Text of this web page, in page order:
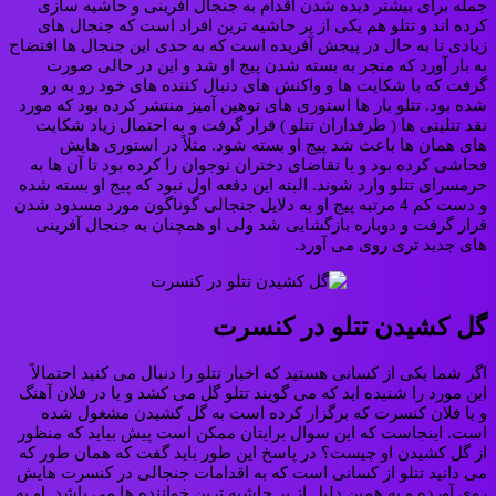
جمله برای بیشتر دیده شدن اقدام به جنجال آفرینی و حاشیه سازی
کرده اند و تتلو هم یکی از پر حاشیه ترین افراد است که جنجال های
زیادی تا به حال در پیجش آفریده است که به حدی این جنجال ها افتضاح
به بار آورد که منجر به بسته شدن پیج او شد و این در حالی صورت
گرفت که با شکایت ها و واکنش های دنبال کننده های خود رو به رو
شده بود. تتلو بار ها استوری های توهین آمیز منتشر کرده بود که مورد
نقد تتلیتی ها ( طرفداران تتلو ) قرار گرفت و به احتمال زیاد شکایت
های همان ها باعث شد پیج او بسته شود. مثلاً در استوری هایش
فحاشی کرده بود و یا تقاضای دختران نوجوان را کرده بود تا آن ها به
حرمسرای تتلو وارد شوند. البته این دفعه اول نبود که پیج او بسته شده
و دست کم 4 مرتبه پیج او به دلایل جنجالی گوناگون مورد مسدود شدن
قرار گرفت و دوباره بازگشایی شد ولی او همچنان به جنجال آفرینی
های جدید تری روی می آورد.
گل کشیدن تتلو در کنسرت
اگر شما یکی از کسانی هستید که اخبار تتلو را دنبال می کنید احتمالاً
این مورد را شنیده اید که می گویند تتلو گل می کشد و یا در فلان آهنگ
و یا فلان کنسرت که برگزار کرده است به گل کشیدن مشغول شده
است. اینجاست که این سوال برایتان ممکن است پیش بیاید که منظور
از گل کشیدن او چیست؟ در پاسخ این طور باید گفت که همان طور که
می دانید تتلو از کسانی است که به اقدامات جنجالی در کنسرت هایش
روی آورده و به همین دلیل از پر حاشیه ترین خواننده ها می باشد. او به